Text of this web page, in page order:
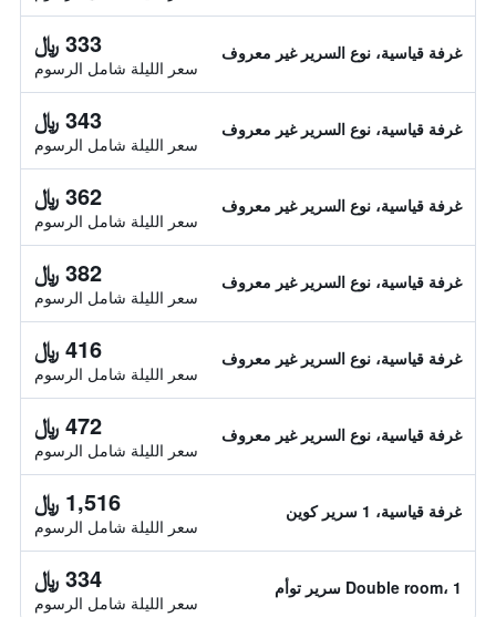
غرفة قياسية، نوع السرير غير معروف 333 ﷼
سعر الليلة شامل الرسوم
غرفة قياسية، نوع السرير غير معروف 343 ﷼
سعر الليلة شامل الرسوم
غرفة قياسية، نوع السرير غير معروف 362 ﷼
سعر الليلة شامل الرسوم
غرفة قياسية، نوع السرير غير معروف 382 ﷼
سعر الليلة شامل الرسوم
غرفة قياسية، نوع السرير غير معروف 416 ﷼
سعر الليلة شامل الرسوم
غرفة قياسية، نوع السرير غير معروف 472 ﷼
سعر الليلة شامل الرسوم
غرفة قياسية، 1 سرير كوين 1,516 ﷼
سعر الليلة شامل الرسوم
Double room، 1 سرير توأم 334 ﷼
سعر الليلة شامل الرسوم